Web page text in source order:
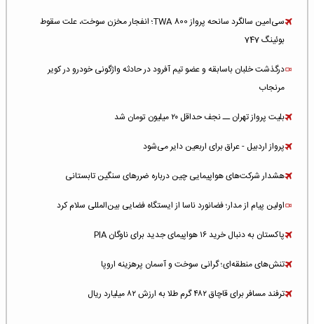
سی‌امین سالگرد سانحه پرواز TWA 800؛ انفجار مخزن سوخت، علت سقوط
بوئینگ 747
درگذشت خلبان باسابقه و عضو تیم آفرود در حادثه واژگونی خودرو در کویر
مرنجاب
بلیت پرواز تهران ــ نجف حداقل ۲۰ میلیون تومان شد
پرواز اردبیل - عراق برای اربعین دایر می‌شود
هشدار شرکت‌های هواپیمایی چین درباره ضررهای سنگین تابستانی
اولین پیام از مدار؛ فضانورد ناسا از ایستگاه فضایی بین‌المللی سلام کرد
پاکستان به دنبال خرید ۱۶ هواپیمای جدید برای ناوگان PIA
تنش‌های منطقه‌ای؛ گرانی سوخت و آسمان پرهزینه اروپا
ترفند مسافر برای قاچاق ۴۸۲ گرم طلا به ارزش ۸۲ میلیارد ریال